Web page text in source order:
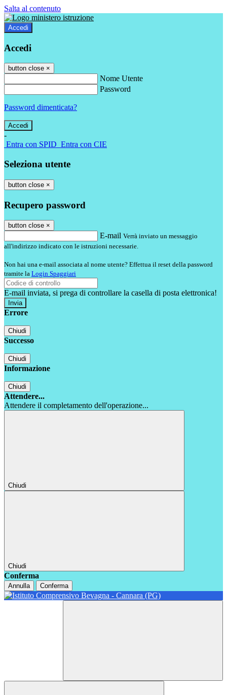
Salta al contenuto
Accedi
Accedi
button close ×
Nome Utente
Password
Password dimenticata?
-
Entra con SPID Entra con CIE
Seleziona utente
button close ×
Recupero password
button close ×
E-mail Verrà inviato un messaggio
all'indirizzo indicato con le istruzioni necessarie.
Non hai una e-mail associata al nome utente? Effettua il reset della password
tramite la Login Spaggiari
E-mail inviata, si prega di controllare la casella di posta elettronica!
Errore
Chiudi
Successo
Chiudi
Informazione
Chiudi
Attendere...
Attendere il completamento dell'operazione...
Chiudi
Chiudi
Conferma
Annulla Conferma